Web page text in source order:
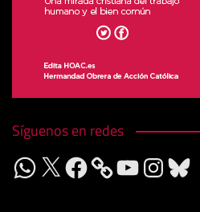
Síguenos en redes
WhatsApp
X Facebook YouTubeInstagram
Bluesky